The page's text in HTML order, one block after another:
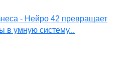
- Нейро 42 превращает
в умную систему...